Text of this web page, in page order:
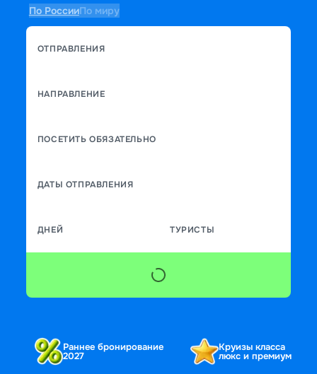
По РоссииПо миру
ОТПРАВЛЕНИЯ
НАПРАВЛЕНИЕ
ПОСЕТИТЬ ОБЯЗАТЕЛЬНО
ДАТЫ ОТПРАВЛЕНИЯ
ДНЕЙ ТУРИСТЫ
Раннее бронирование
2027
Круизы класса
люкс и премиум